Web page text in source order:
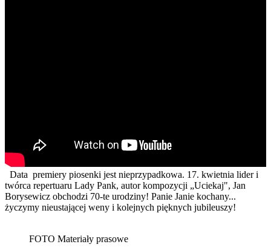
Data premiery piosenki jest nieprzypadkowa. 17. kwietnia lider i
twórca repertuaru Lady Pank, autor kompozycji „Uciekaj", Jan
Borysewicz obchodzi 70-te urodziny! Panie Janie kochany...
życzymy nieustającej weny i kolejnych pięknych jubileuszy!
FOTO Materiały prasowe